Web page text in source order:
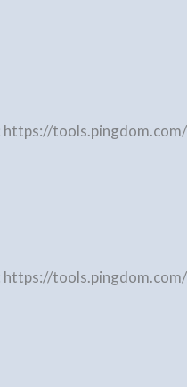
https://tools.pingdom.com/
https://tools.pingdom.com/